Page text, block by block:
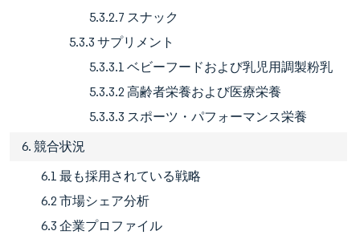
5.3.2.7 スナック
5.3.3 サプリメント
5.3.3.1 ベビーフードおよび乳児用調製粉乳
5.3.3.2 高齢者栄養および医療栄養
5.3.3.3 スポーツ・パフォーマンス栄養
6. 競合状況
6.1 最も採用されている戦略
6.2 市場シェア分析
6.3 企業プロファイル